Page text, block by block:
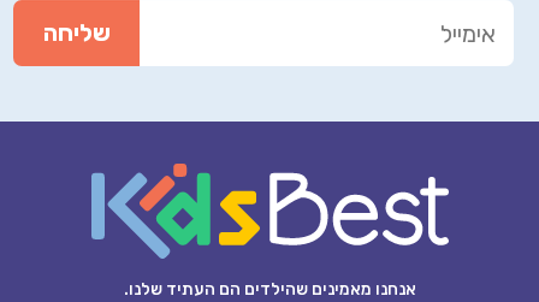
אנחנו מאמינים שהילדים הם העתיד שלנו.